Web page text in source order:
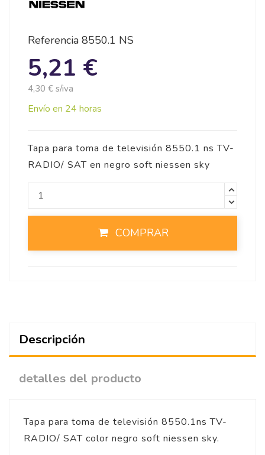
Referencia 8550.1 NS
5,21 €
4,30 € s/iva
Envío en 24 horas
Tapa para toma de televisión 8550.1 ns TV-
RADIO/ SAT en negro soft niessen sky
COMPRAR
Descripción
detalles del producto
Tapa para toma de televisión 8550.1ns TV-
RADIO/ SAT color negro soft niessen sky.